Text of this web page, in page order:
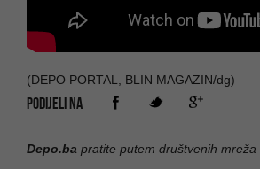
(DEPO PORTAL, BLIN MAGAZIN/dg)
PODIJELI NA
Depo.ba pratite putem društvenih mreža